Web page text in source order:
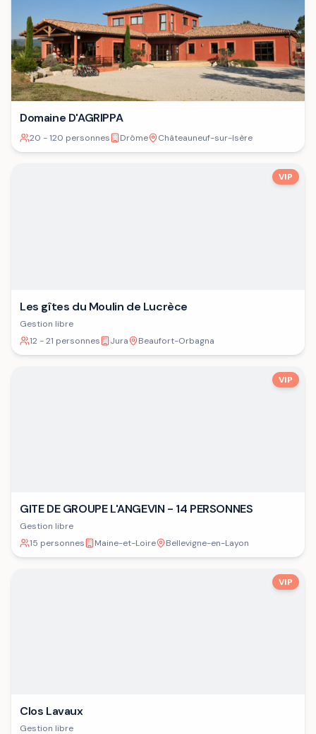
Domaine D'AGRIPPA
20 - 120 personnes Drôme Châteauneuf-sur-Isère
VIP
Les gîtes du Moulin de Lucrèce
Gestion libre
12 - 21 personnes
Jura Beaufort-Orbagna
VIP
GITE DE GROUPE L'ANGEVIN - 14 PERSONNES
Gestion libre
15 personnes
Maine-et-Loire Bellevigne-en-Layon
VIP
Clos Lavaux
Gestion libre